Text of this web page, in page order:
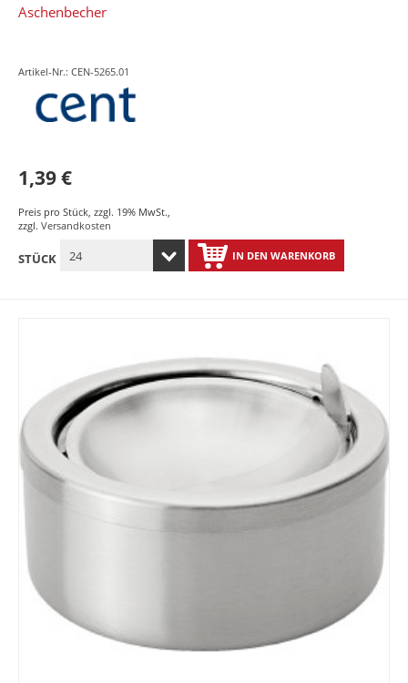
Aschenbecher
Artikel-Nr.: CEN-5265.01
1,39 €
Preis pro Stück, zzgl. 19% MwSt.,
zzgl. Versandkosten
STÜCK IN DEN WARENKORB